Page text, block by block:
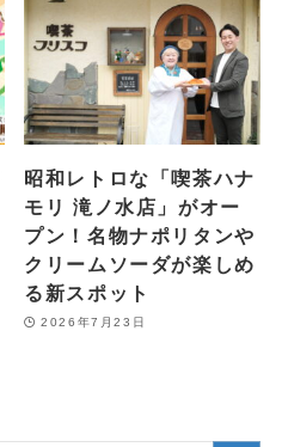
昭和レトロな「喫茶ハナ
モリ 滝ノ水店」がオー
プン！名物ナポリタンや
クリームソーダが楽しめ
る新スポット
2026年7月23日